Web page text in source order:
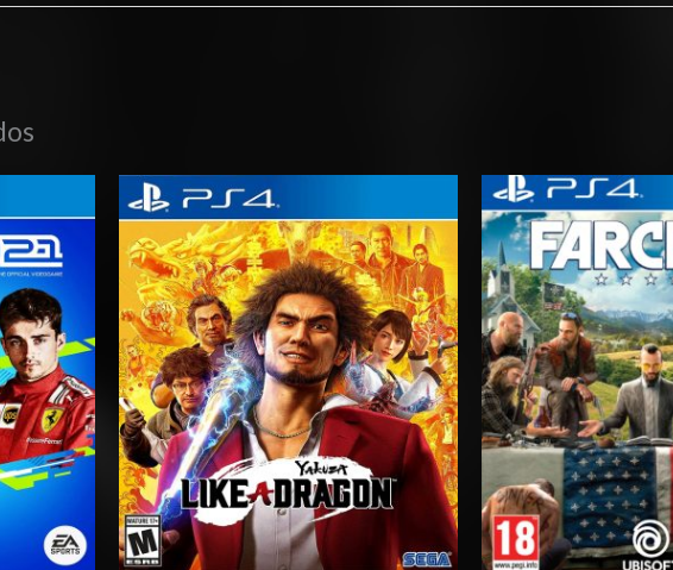
de
precios:
desde
$10.03
hasta
$15.03
Rango
de
precios:
desde
$6.03
hasta
$10.03